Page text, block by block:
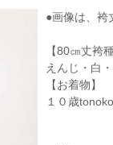
●画像は、袴
【80㎝丈袴
えんじ・白
【お着物】
１０歳